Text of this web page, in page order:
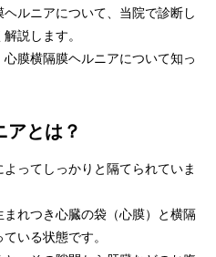
ルニアについて、当院で診断し
説します。
膜横隔膜ヘルニアについて知っ
アとは？
ってしっかりと隔てられていま
れつき心臓の袋（心膜）と横隔
いる状態です。